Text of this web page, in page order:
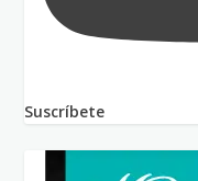
Suscríbete